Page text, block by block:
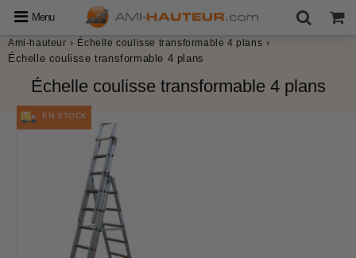
Menu
Ami-hauteur › Échelle coulisse transformable 4 plans ›
Échelle coulisse transformable 4 plans
Échelle coulisse transformable 4 plans
EN STOCK